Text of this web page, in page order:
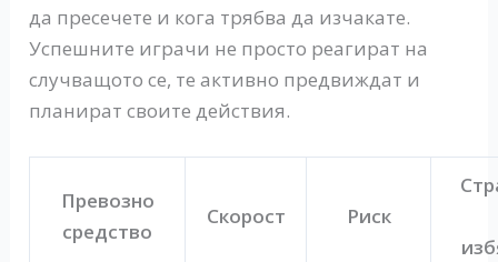
да пресечете и кога трябва да изчакате.
Успешните играчи не просто реагират на
случващото се, те активно предвиждат и
планират своите действия.
Превозно
средство
Скорост Риск